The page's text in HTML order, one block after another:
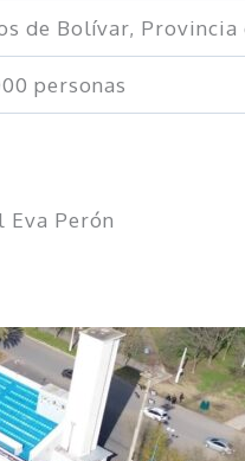
de Bolívar, Provincia
personas
Perón